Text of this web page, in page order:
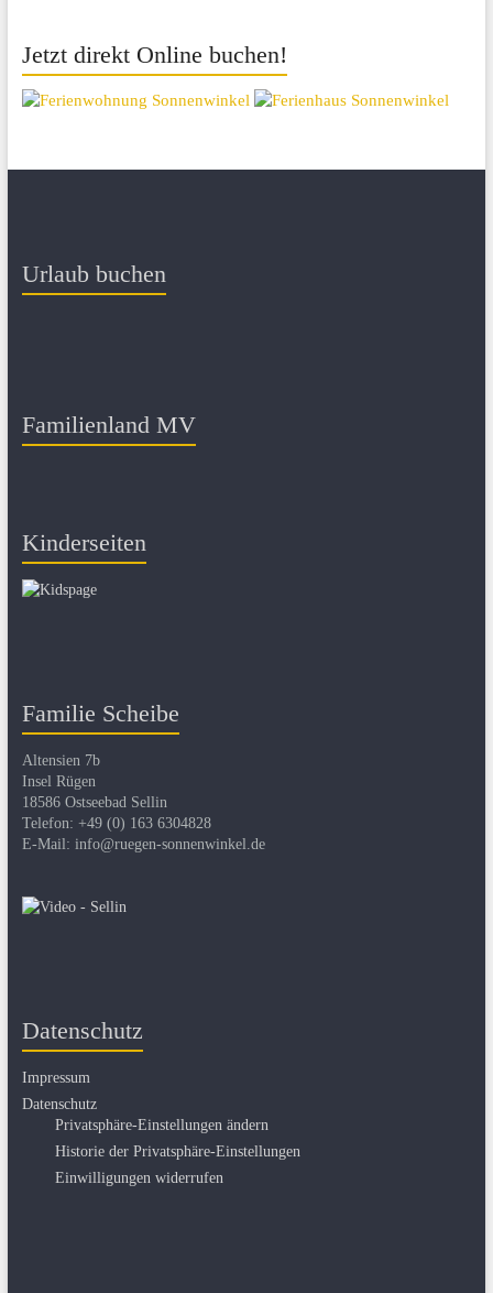
Jetzt direkt Online buchen!
Urlaub buchen
Familienland MV
Kinderseiten
Familie Scheibe
Altensien 7b
Insel Rügen
18586 Ostseebad Sellin
Telefon: +49 (0) 163 6304828
E-Mail: info@ruegen-sonnenwinkel.de
Datenschutz
Impressum
Datenschutz
Privatsphäre-Einstellungen ändern
Historie der Privatsphäre-Einstellungen
Einwilligungen widerrufen